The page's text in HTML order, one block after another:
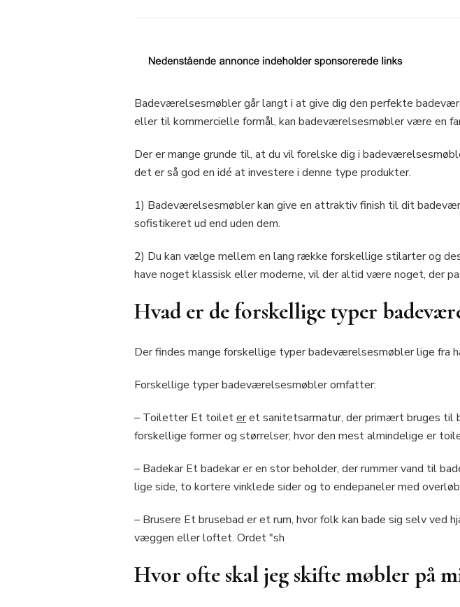
Badeværelsesmøbler går langt i at give dig den perfekte
eller til kommercielle formål, kan badeværelsesmøbler være en
Der er mange grunde til, at du vil forelske dig i
det er så god en idé at investere i denne type produkter.
1) Badeværelsesmøbler kan give en attraktiv finish til dit
sofistikeret ud end uden dem.
2) Du kan vælge mellem en lang række forskellige stilarter og
have noget klassisk eller moderne, vil der altid være noget, der
Hvad er de forskellige typer
Der findes mange forskellige typer badeværelsesmøbler lige fra
Forskellige typer badeværelsesmøbler omfatter:
– Toiletter Et toileteret sanitetsarmatur, der primært bruges til
forskellige former og størrelser, hvor den mest almindelige er
– Badekar Et badekar er en stor beholder, der rummer vand til
lige side, to kortere vinklede sider og to endepaneler med
– Brusere Et brusebad er et rum, hvor folk kan bade sig selv
væggen eller loftet. Ordet "sh
Hvor ofte skal jeg skifte møbler på